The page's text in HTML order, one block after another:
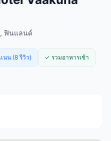
, ฟินแลนด์
นน (8 รีวิว) ✓ รวมอาหารเช้า